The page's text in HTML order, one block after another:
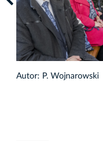
Autor: P. Wojnarowski